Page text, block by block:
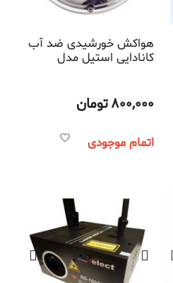
هواکش خورشیدی ضد آب
کانادایی استیل مدل
800,000تومان
اتمام موجودی